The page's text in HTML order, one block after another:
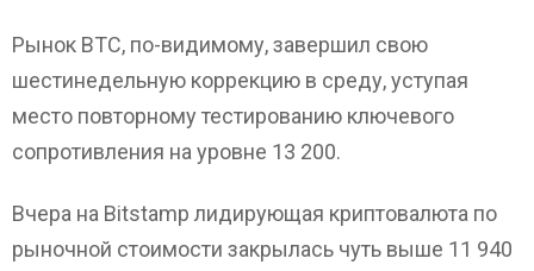
Рынок BTC, по-видимому, завершил свою
шестинедельную коррекцию в среду, уступая
место повторному тестированию ключевого
сопротивления на уровне 13 200.
Вчера на Bitstamp лидирующая криптовалюта по
рыночной стоимости закрылась чуть выше 11 940